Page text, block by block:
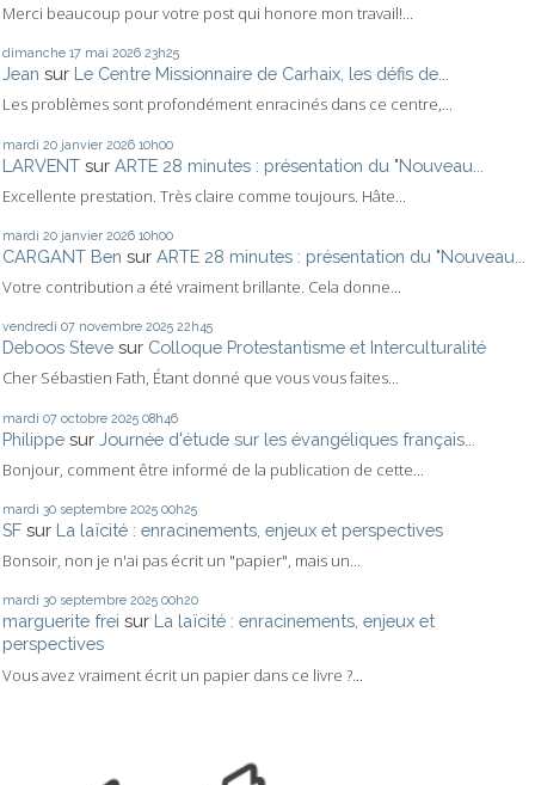
Merci beaucoup pour votre post qui honore mon travail!...
dimanche 17 mai 2026 23h25
Jean sur Le Centre Missionnaire de Carhaix, les défis de...
Les problèmes sont profondément enracinés dans ce centre,...
mardi 20 janvier 2026 10h00
LARVENT sur ARTE 28 minutes : présentation du "Nouveau...
Excellente prestation. Très claire comme toujours. Hâte...
mardi 20 janvier 2026 10h00
CARGANT Ben sur ARTE 28 minutes : présentation du "Nouveau...
Votre contribution a été vraiment brillante. Cela donne...
vendredi 07 novembre 2025 22h45
Deboos Steve sur Colloque Protestantisme et Interculturalité
Cher Sébastien Fath, Étant donné que vous vous faites...
mardi 07 octobre 2025 08h46
Philippe sur Journée d'étude sur les évangéliques français...
Bonjour, comment être informé de la publication de cette...
mardi 30 septembre 2025 00h25
SF sur La laïcité : enracinements, enjeux et perspectives
Bonsoir, non je n'ai pas écrit un "papier", mais un...
mardi 30 septembre 2025 00h20
marguerite frei sur La laïcité : enracinements, enjeux et
perspectives
Vous avez vraiment écrit un papier dans ce livre ?...